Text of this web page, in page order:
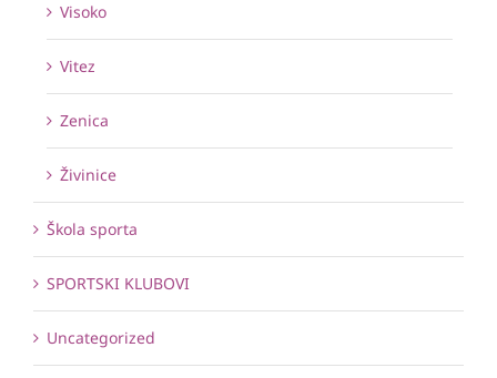
Visoko
Vitez
Zenica
Živinice
Škola sporta
SPORTSKI KLUBOVI
Uncategorized